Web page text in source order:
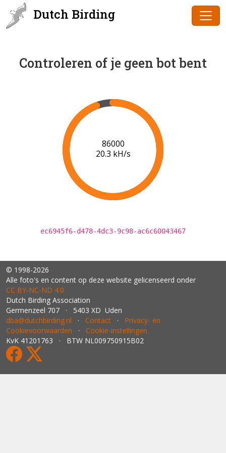
Dutch Birding
Controleren of je geen bot bent
89000
20.5 kH/s
ec6945f6-d478-4dc3-9c98-ac6c60043467
© 1998-2026
Alle foto's en content op deze website gelicenseerd onder
CC BY‑NC‑ND 4.0
Dutch Birding Association
Germenzeel 707 · 5403 XD Uden
dba@dutchbirding.nl · Contact · Privacy- en
Cookievoorwaarden · Cookie-instellingen
KvK 41201763 · BTW NL009750915B02